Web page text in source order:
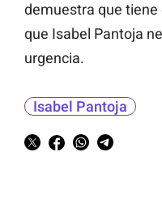
demuestra que
que Isabel Pantoja
urgencia.
Isabel Pantoja